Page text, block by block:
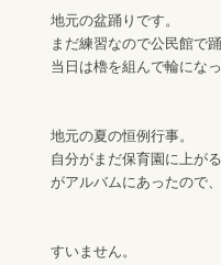
地元の盆踊りです。
まだ練習なので公民館で踊
当日は櫓を組んで輪にな
地元の夏の恒例行事。
自分がまだ保育園に上が
がアルバムにあったので
すいません。